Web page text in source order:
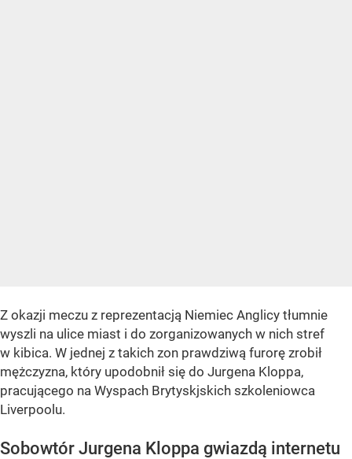
Z okazji meczu z reprezentacją Niemiec Anglicy tłumnie
wyszli na ulice miast i do zorganizowanych w nich stref
w kibica. W jednej z takich zon prawdziwą furorę zrobił
mężczyzna, który upodobnił się do Jurgena Kloppa,
pracującego na Wyspach Brytyskjskich szkoleniowca
Liverpoolu.
Sobowtór Jurgena Kloppa gwiazdą internetu